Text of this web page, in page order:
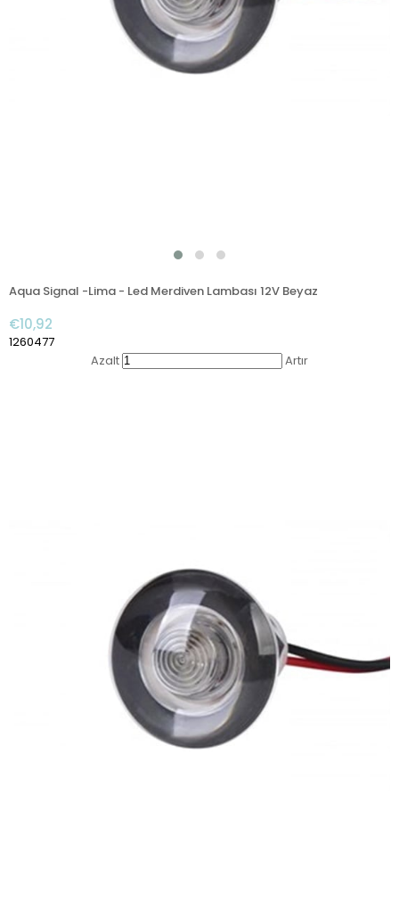
Aqua Signal -Lima - Led Merdiven Lambası 12V Beyaz
€10,92
1260477
Azalt
Artır